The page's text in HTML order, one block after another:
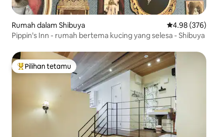
Rumah dalam Shibuya Penarafan
4.98 (376)
Pippin's Inn - rumah bertema kucing yang selesa - Shibuya
Pilihan utama tetamu
Pilihan tetamu